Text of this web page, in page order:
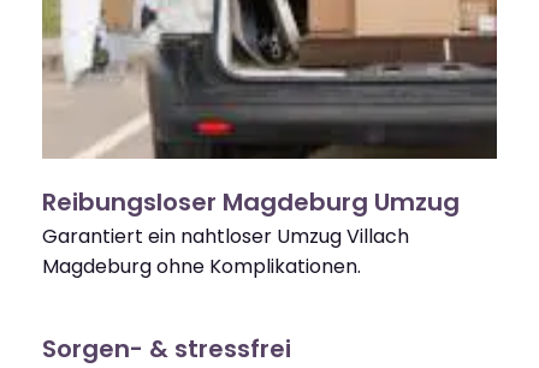
Reibungsloser Magdeburg Umzug
Garantiert ein nahtloser Umzug Villach
Magdeburg ohne Komplikationen.
Sorgen- & stressfrei